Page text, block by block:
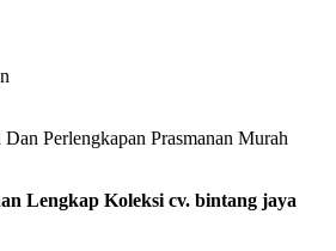
Lengkap Koleksi cv. bintang jaya